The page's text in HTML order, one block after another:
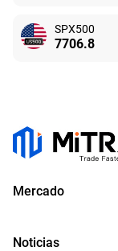
SPX500
7706.8
Mercado
Noticias